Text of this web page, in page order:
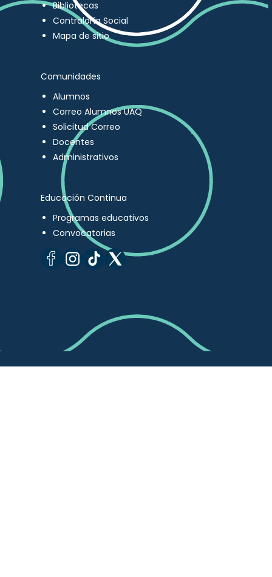
Bibliotecas
Contraloría Social
Mapa de sitio
Comunidades
Alumnos
Correo Alumnos UAQ
Solicitud Correo
Docentes
Administrativos
Educación Continua
Programas educativos
Convocatorias